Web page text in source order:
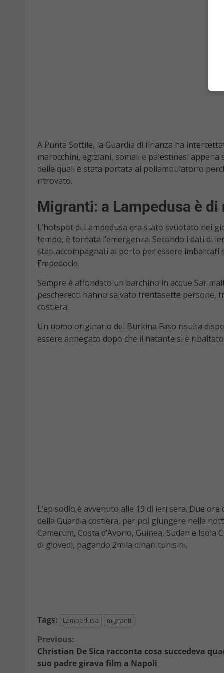
A Punta Sottile, la Guardia di finanza ha
marocchini, egiziani, somali e palestinesi
delle quali è stata portata al poliambulatorio
ritrovato.
Migranti: a Lampedusa è
L’hotspot di Lampedusa era stato svuotato nei
tempo, è tornata l’emergenza. Secondo i dati di
stati accompagnati al porto per essere
Empedocle.
Sempre è affondato un barchino in acque Sar
pescherecci hanno salvato trentasette persone,
costiera.
Un uomo originario del Burkina Faso risulta
essere annegato dopo che il natante si è
L’episodio è avvenuto alle 19 di ieri sera. Due
della Guardia costiera, per poi giungere nella
Camerum, Costa d’Avorio, Guinea, Sudan e
di giovedì, pagando 2mila dinari tunisini.
Tags: Lampedusa migranti
Continue
Reading
Previous:
Christian De Sica racconta cosa succedeva
suo padre girava film a Napoli